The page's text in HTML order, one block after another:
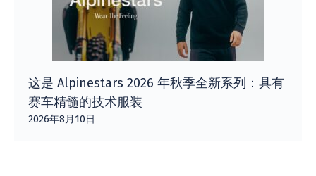
这是 Alpinestars 2026 年秋季全新系列：具有
赛车精髓的技术服装
2026年8月10日